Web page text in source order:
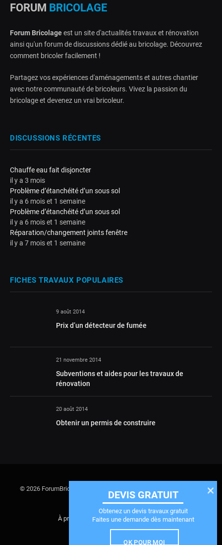
FORUM BRICOLAGE
Forum Bricolageest un site d'actualités travaux et rénovation
ainsi qu'un forum de discussions dédié au bricolage. Découvrez
comment bricoler facilement !
Partagez vos expériences d'aménagements et autres chantier
avec notre communauté de bricoleurs. Vivez la passion du
bricolage et devenez un vrai bricoleur.
DISCUSSIONS RÉCENTES
Chauffe eau fait disjoncter
il y a 3 mois
Problème d’étanchéité d’un sous sol
il y a 6 mois et 1 semaine
Problème d’étanchéité d’un sous sol
il y a 6 mois et 1 semaine
Réparation/changement joints fenêtre
il y a 7 mois et 1 semaine
FICHES TRAVAUX POPULAIRES
9 août 2014
Prix d’un détecteur de fumée
21 novembre 2014
Subventions et aides pour les travaux de
rénovation
20 août 2014
Obtenir un permis de construire
© 2026 ForumBricolage : l'espace de discussions entre experts et
bricoleurs.
À propos Contact
Mentions légales
Politique de confidentialité
DEVIS GRATUIT
Obtenez un devis travaux gratuit
Faites une demande dès maintenant
OK POUR MOI